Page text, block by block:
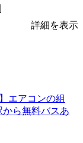
詳細を表示